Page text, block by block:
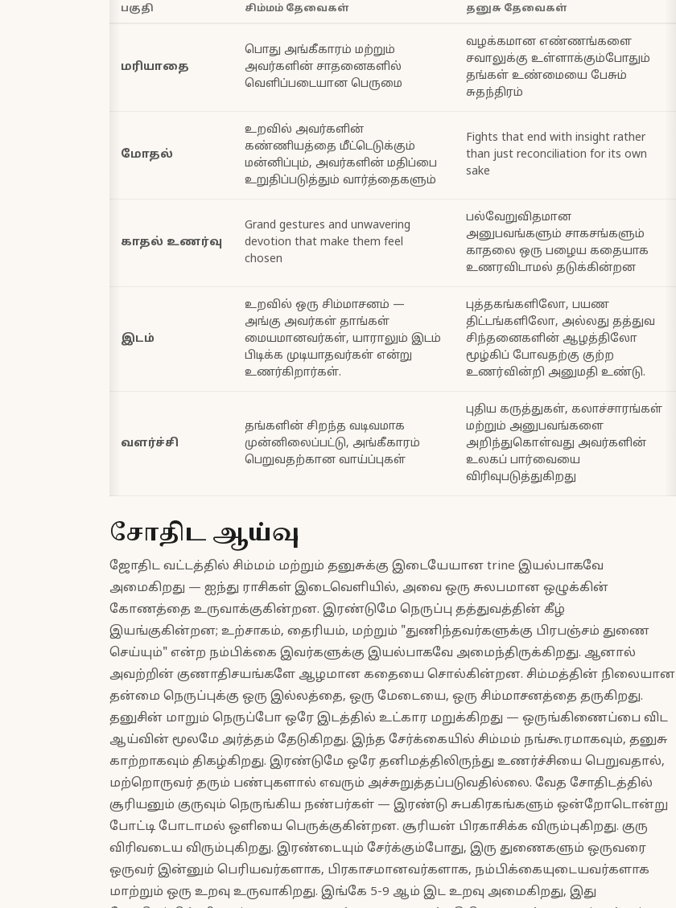
பகுதி சிம்மம் தேவைகள் தனுசு தேவைகள்
மரியாதை
பொது அங்கீகாரம் மற்றும்
அவர்களின் சாதனைகளில்
வெளிப்படையான பெருமை
வழக்கமான எண்ணங்களை
சவாலுக்கு உள்ளாக்கும்போதும்
தங்கள் உண்மையை பேசும்
சுதந்திரம்
மோதல்
உறவில் அவர்களின்
கண்ணியத்தை மீட்டெடுக்கும்
மன்னிப்பும், அவர்களின் மதிப்பை
உறுதிப்படுத்தும் வார்த்தைகளும்
Fights that end with insight rather
than just reconciliation for its own
sake
காதல் உணர்வு
Grand gestures and unwavering
devotion that make them feel
chosen
பல்வேறுவிதமான
அனுபவங்களும் சாகசங்களும்
காதலை ஒரு பழைய கதையாக
உணரவிடாமல் தடுக்கின்றன
இடம்
உறவில் ஒரு சிம்மாசனம் —
அங்கு அவர்கள் தாங்கள்
மையமானவர்கள், யாராலும் இடம்
பிடிக்க முடியாதவர்கள் என்று
உணர்கிறார்கள்.
புத்தகங்களிலோ, பயண
திட்டங்களிலோ, அல்லது தத்துவ
சிந்தனைகளின் ஆழத்திலோ
மூழ்கிப் போவதற்கு குற்ற
உணர்வின்றி அனுமதி உண்டு.
வளர்ச்சி
தங்களின் சிறந்த வடிவமாக
முன்னிலைப்பட்டு, அங்கீகாரம்
பெறுவதற்கான வாய்ப்புகள்
புதிய கருத்துகள், கலாச்சாரங்கள்
மற்றும் அனுபவங்களை
அறிந்துகொள்வது அவர்களின்
உலகப் பார்வையை
விரிவுபடுத்துகிறது
சோதிட ஆய்வு
ஜோதிட வட்டத்தில் சிம்மம் மற்றும் தனுசுக்கு இடையேயான trine இயல்பாகவே
அமைகிறது — ஐந்து ராசிகள் இடைவெளியில், அவை ஒரு சுலபமான ஒழுக்கின்
கோணத்தை உருவாக்குகின்றன. இரண்டுமே நெருப்பு தத்துவத்தின் கீழ்
இயங்குகின்றன; உற்சாகம், தைரியம், மற்றும் "துணிந்தவர்களுக்கு பிரபஞ்சம் துணை
செய்யும்" என்ற நம்பிக்கை இவர்களுக்கு இயல்பாகவே அமைந்திருக்கிறது. ஆனால்
அவற்றின் குணாதிசயங்களே ஆழமான கதையை சொல்கின்றன. சிம்மத்தின் நிலையான
தன்மை நெருப்புக்கு ஒரு இல்லத்தை, ஒரு மேடையை, ஒரு சிம்மாசனத்தை தருகிறது.
தனுசின் மாறும் நெருப்போ ஒரே இடத்தில் உட்கார மறுக்கிறது — ஒருங்கிணைப்பை விட
ஆய்வின் மூலமே அர்த்தம் தேடுகிறது. இந்த சேர்க்கையில் சிம்மம் நங்கூரமாகவும், தனுசு
காற்றாகவும் திகழ்கிறது. இரண்டுமே ஒரே தனிமத்திலிருந்து உணர்ச்சியை பெறுவதால்,
மற்றொருவர் தரும் பண்புகளால் எவரும் அச்சுறுத்தப்படுவதில்லை. வேத சோதிடத்தில்
சூரியனும் குருவும் நெருங்கிய நண்பர்கள் — இரண்டு சுபகிரகங்களும் ஒன்றோடொன்று
போட்டி போடாமல் ஒளியை பெருக்குகின்றன. சூரியன் பிரகாசிக்க விரும்புகிறது. குரு
விரிவடைய விரும்புகிறது. இரண்டையும் சேர்க்கும்போது, இரு துணைகளும் ஒருவரை
ஒருவர் இன்னும் பெரியவர்களாக, பிரகாசமானவர்களாக, நம்பிக்கையுடையவர்களாக
மாற்றும் ஒரு உறவு உருவாகிறது. இங்கே 5-9 ஆம் இட உறவு அமைகிறது, இது